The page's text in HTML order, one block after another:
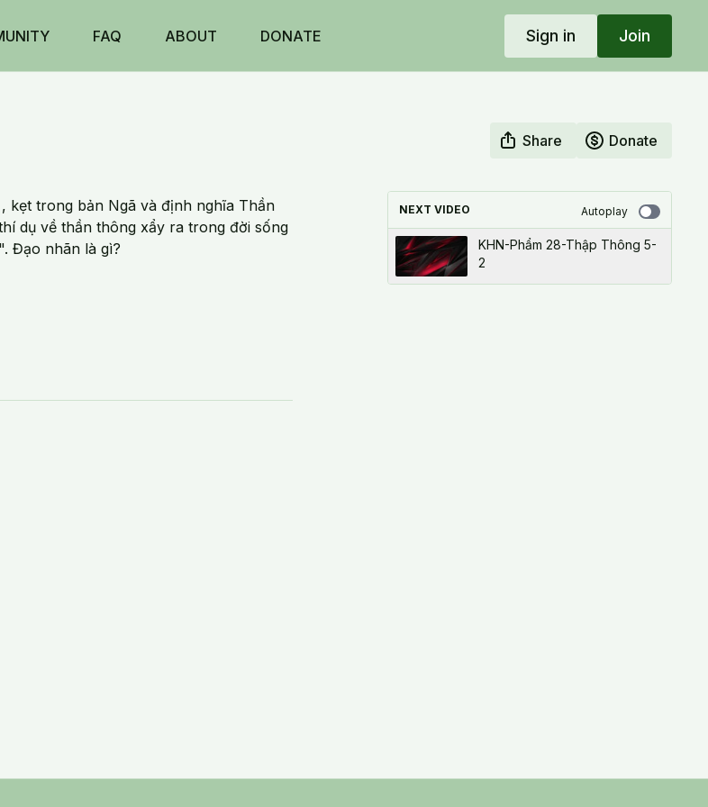
FAQ ABOUT DONATE Sign in Join
Share Donate
kẹt trong bản Ngã và định nghĩa Thần
dụ về thần thông xẩy ra trong đời sống
Đạo nhãn là gì?
NEXT VIDEO Autoplay
KHN-Phẩm 28-Thập Thông 5-
2